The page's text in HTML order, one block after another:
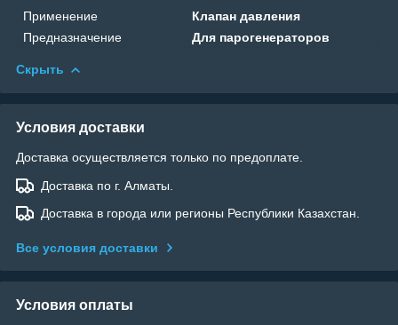
Применение
Клапан давления
Предназначение
Для парогенераторов
Скрыть
Условия доставки
Доставка осуществляется только по предоплате.
Доставка по г. Алматы.
Доставка в города или регионы Республики Казахстан.
Все условия доставки
Условия оплаты